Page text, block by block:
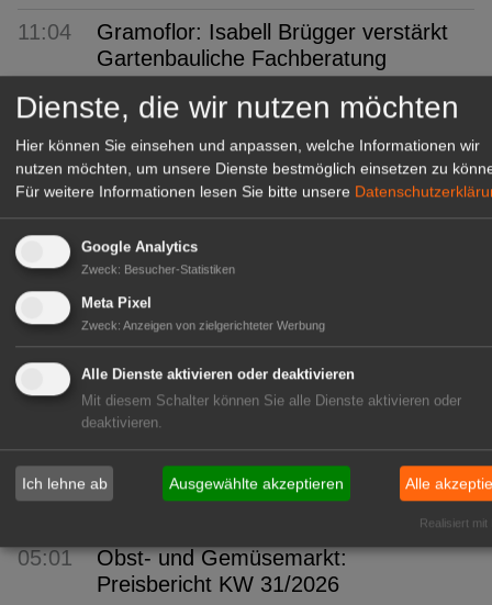
11:04
Gramoflor: Isabell Brügger verstärkt
Gartenbauliche Fachberatung
09:07
PotatoEurope 2026: Europas größtes
Praxisforum
08:40
Klasmann-Deilmann: Neue
Produktionsstätte in Papenburg
08:08
VGL Bayern: Beste Meister 2026
geehrt
07:01
Mecklenburg-Vorpommern: Anbau
und Ernte von Gemüse und
Erdbeeren
BÖLW: Bio wächst trotz
05:59
Sachsen-Anhalt: 20 Euro monatlich
05:01
Obst- und Gemüsemarkt:
Preisbericht KW 31/2026
Dienste, die wir nutzen möchten
Hier können Sie einsehen und anpassen, welche Informationen wir
nutzen möchten, um unsere Dienste bestmöglich einsetzen zu
Für weitere Informationen lesen Sie bitte unsere
Google Analytics
Zweck: Besucher-Statistiken
Meta Pixel
Zweck: Anzeigen von zielgerichteter Werbung
Alle Dienste aktivieren oder deaktivieren
Mit diesem Schalter können Sie alle Dienste aktivieren oder
deaktivieren.
Ich lehne ab Ausgewählte akzeptieren Alle
Realisiert mit